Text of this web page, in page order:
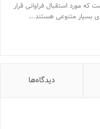
مورد استقبال فراوانی قرار
بسیار متنوعی هستند.…
دیدگاه‌ها